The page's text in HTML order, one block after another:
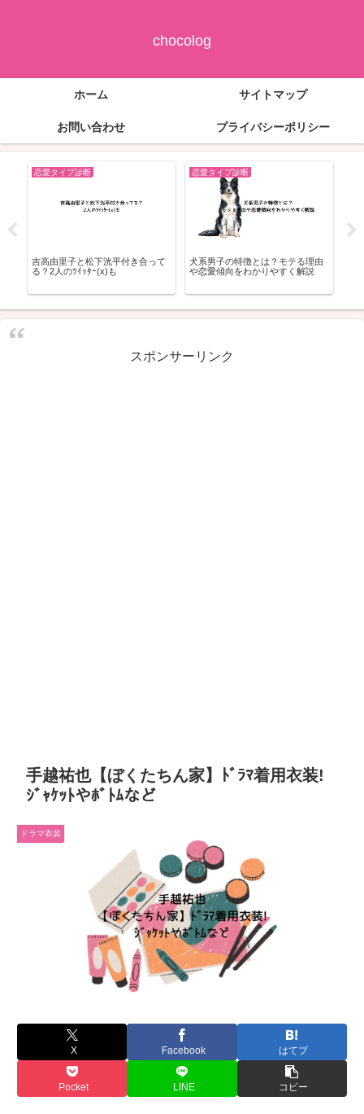
chocolog
ホーム サイトマップ
お問い合わせ プライバシーポリシー
恋愛タイプ診断
ボス猫男子の好きなタイプとは？
クールな男性が惹かれる女性の特
恋愛タイプ診断
ラブキャラ64「パーフェクトカメ
レオン」あるある｜“合わせすぎて
スポンサーリンク
手越祐也【ぼくたちん家】ﾄﾞﾗﾏ着用衣装!
ｼﾞｬｹｯﾄやﾎﾞﾄﾑなど
ドラマ衣装
X Facebook はてブ
Pocket LINE コピー